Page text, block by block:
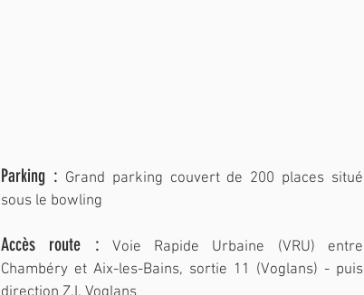
Parking : Grand parking couvert de 200 places situé
sous le bowling
Accès route :
Voie Rapide Urbaine (VRU) entre
Chambéry et Aix-les-Bains, sortie 11 (Voglans) - puis